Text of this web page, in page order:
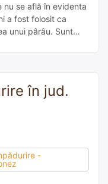
nu se află în evidenta
a fost folosit ca
unui pârâu. Sunt
în jud.
-